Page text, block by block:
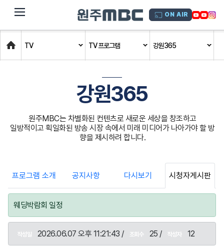
dehaze ON AIR
Home
TV TV 프로그램 강원365
강원365
원주MBC는 차별화된 컨텐츠로 새로운 세상을 창조하고
일방적이고 획일화된 방송 시장 속에서 미래 미디어가 나아가야 할 방
향을 제시하려 합니다.
프로그램 소개 공지사항 다시보기 시청자게시판
웨딩박람회 일정
작성일 2026.06.07 오후 11:21:43 / 조회수 25 / 작성자 12